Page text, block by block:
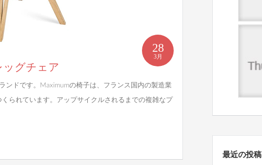
28
3月
ッグチェア
ンドです。Maximumの椅子は、フランス国内の製造業
られています。アップサイクルされるまでの複雑なプ
最近の投稿